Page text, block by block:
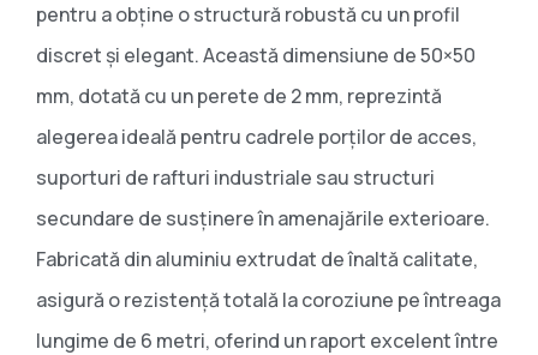
pentru a obține o structură robustă cu un profil
discret și elegant. Această dimensiune de 50×50
mm, dotată cu un perete de 2 mm, reprezintă
alegerea ideală pentru cadrele porților de acces,
suporturi de rafturi industriale sau structuri
secundare de susținere în amenajările exterioare.
Fabricată din aluminiu extrudat de înaltă calitate,
asigură o rezistență totală la coroziune pe întreaga
lungime de 6 metri, oferind un raport excelent între